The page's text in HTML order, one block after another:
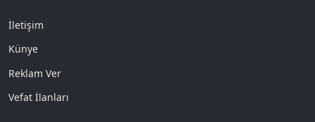
İletişim
Künye
Reklam Ver
Vefat İlanları